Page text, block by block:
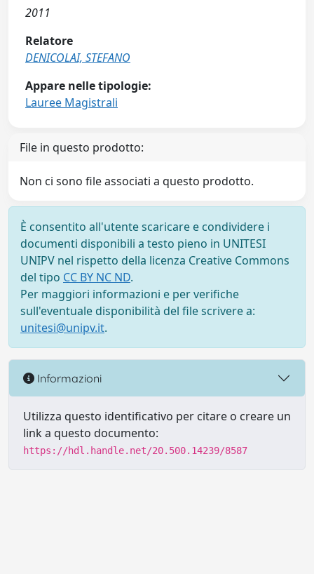
2011
Relatore
DENICOLAI, STEFANO
Appare nelle tipologie:
Lauree Magistrali
File in questo prodotto:
Non ci sono file associati a questo prodotto.
È consentito all'utente scaricare e condividere i
documenti disponibili a testo pieno in UNITESI
UNIPV nel rispetto della licenza Creative Commons
del tipo CC BY NC ND.
Per maggiori informazioni e per verifiche
sull'eventuale disponibilità del file scrivere a:
unitesi@unipv.it.
Informazioni
Utilizza questo identificativo per citare o creare un
link a questo documento:
https://hdl.handle.net/20.500.14239/8587